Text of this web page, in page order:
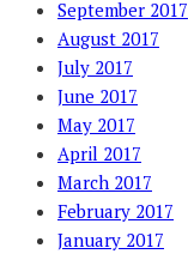
September 2017
August 2017
July 2017
June 2017
May 2017
April 2017
March 2017
February 2017
January 2017